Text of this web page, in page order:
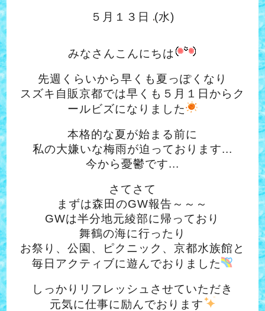
５月１３日 (水)
みなさんこんにちは
先週くらいから早くも夏っぽくなり
スズキ自販京都では早くも５月１日からク
ールビズになりました
本格的な夏が始まる前に
私の大嫌いな梅雨が迫っております...
今から憂鬱です...
さてさて
まずは森田のGW報告～～～
GWは半分地元綾部に帰っており
舞鶴の海に行ったり
お祭り、公園、ピクニック、京都水族館と
毎日アクティブに遊んでおりました
しっかりリフレッシュさせていただき
元気に仕事に励んでおります